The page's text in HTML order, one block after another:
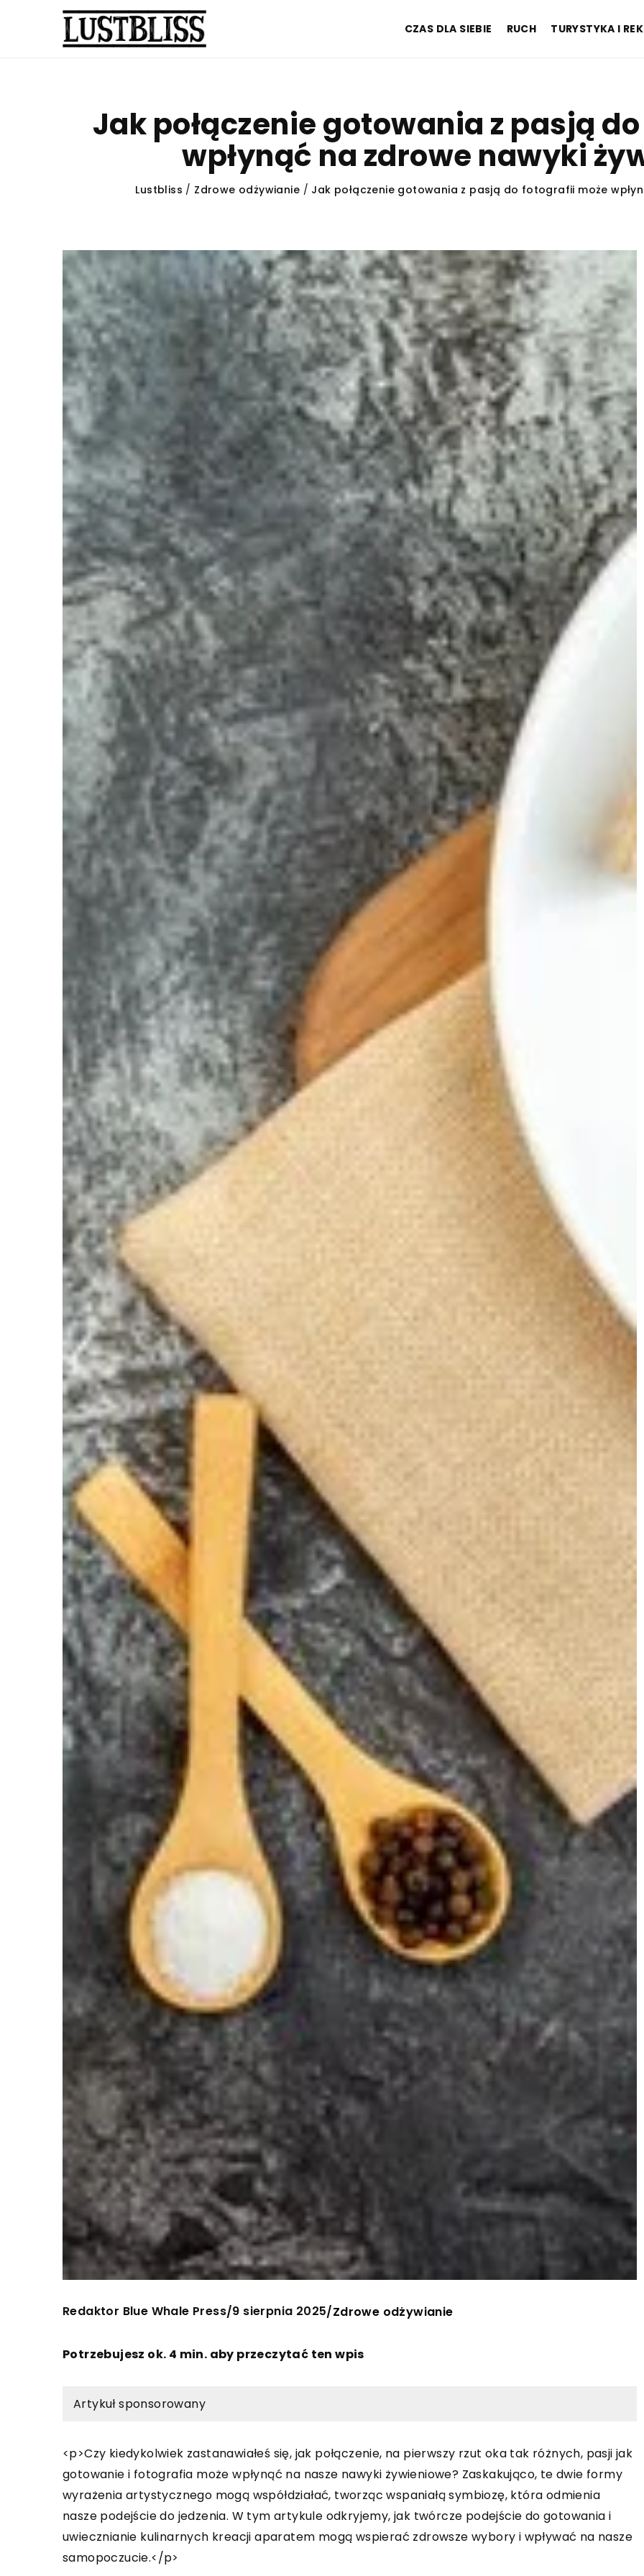
CZAS DLA SIEBIE RUCH TURYSTYKA I
Jak połączenie gotowania z pasją
wpłynąć na zdrowe nawyki
Lustbliss / Zdrowe odżywianie / Jak połączenie gotowania z pasją do fotografii może
Redaktor Blue Whale Press/9 sierpnia 2025/Zdrowe odżywianie
Potrzebujesz ok. 4 min. aby przeczytać ten wpis
Artykuł sponsorowany
<p>Czy kiedykolwiek zastanawiałeś się, jak połączenie, na pierwszy rzut oka tak różnych, pasji jak
gotowanie i fotografia może wpłynąć na nasze nawyki żywieniowe? Zaskakująco, te dwie formy
wyrażenia artystycznego mogą współdziałać, tworząc wspaniałą symbiozę, która odmienia
nasze podejście do jedzenia. W tym artykule odkryjemy, jak twórcze podejście do gotowania i
uwiecznianie kulinarnych kreacji aparatem mogą wspierać zdrowsze wybory i wpływać na nasze
samopoczucie.</p>